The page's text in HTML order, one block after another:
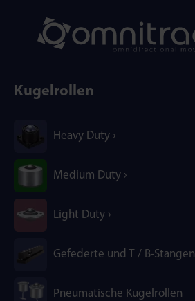
Kugelrollen
Heavy Duty
Medium Duty
Light Duty
Gefederte und T / B-Stangen
Pneumatische Kugelrollen